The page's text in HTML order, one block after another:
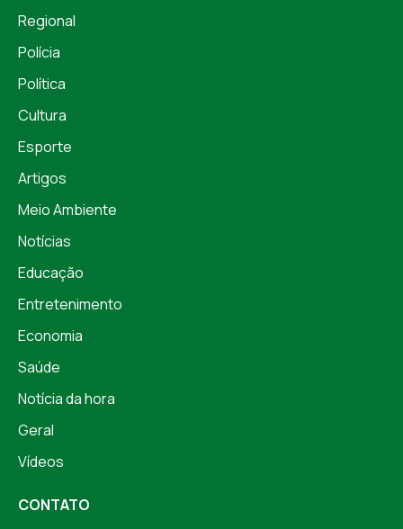
Regional
Polícia
Política
Cultura
Esporte
Artigos
Meio Ambiente
Notícias
Educação
Entretenimento
Economia
Saúde
Notícia da hora
Geral
Vídeos
CONTATO